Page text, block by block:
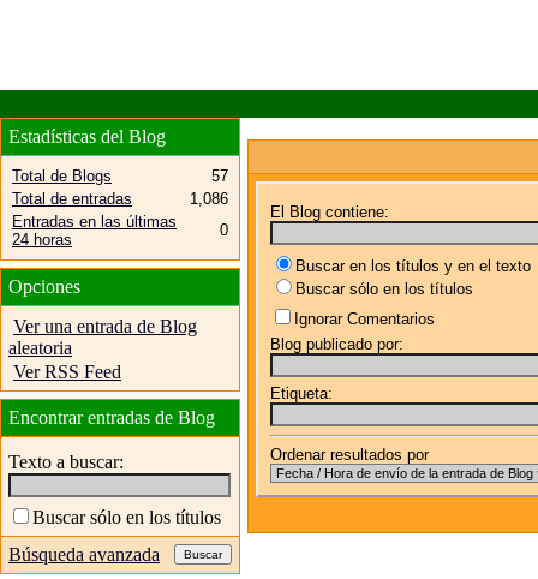
El Blog contiene:
Buscar en los títulos y en el texto
Buscar sólo en los títulos
Ignorar Comentarios
Blog publicado por:
Etiqueta:
Ordenar resultados por
Estadísticas del Blog
Total de Blogs
57
Total de entradas
1,086
Entradas en las últimas
24 horas
0
Opciones
Ver una entrada de Blog
aleatoria
Ver RSS Feed
Encontrar entradas de Blog
Texto a buscar:
Buscar sólo en los títulos
Búsqueda avanzada